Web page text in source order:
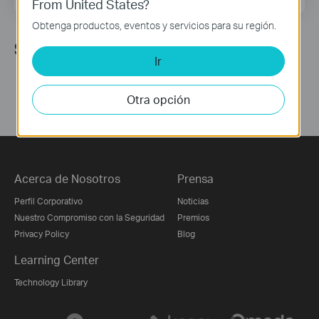
Síguenos
Acerca de Nosotros
Perfil Corporativo
Nuestro Compromiso con la Seguridad
Privacy Policy
Prensa
Noticias
Premios
Blog
Learning Center
Technology Library
From United States?
Obtenga productos, eventos y servicios para su región.
Ir
Otra opción